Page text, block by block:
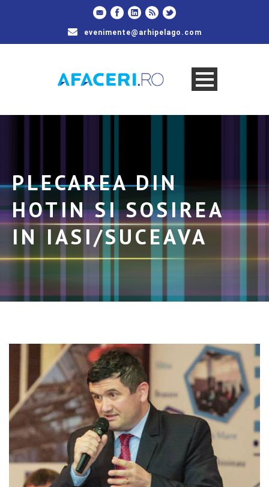
evenimente@arhipelago.com
PLECAREA DIN
HOTIN SI SOSIREA
IN IASI/SUCEAVA